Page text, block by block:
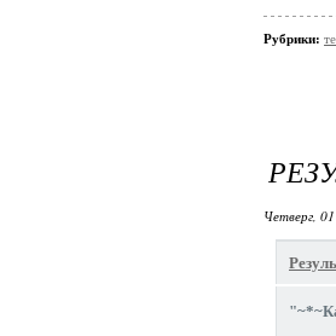
Рубрики:
Четверг,